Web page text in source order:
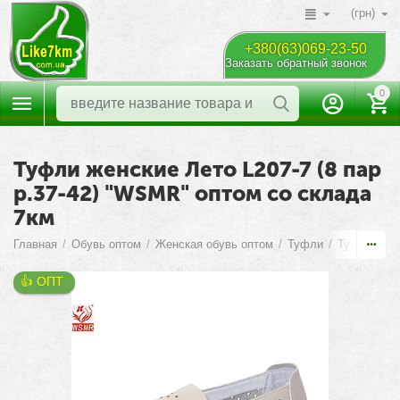
(грн)
+380(63)069-23-50
Заказать обратный звонок
0
Туфли женские Лето L207-7 (8 пар
р.37-42) "WSMR" оптом со склада
7км
Главная / Обувь оптом / Женская обувь оптом / Туфли / Туфли
👍 ОПТ